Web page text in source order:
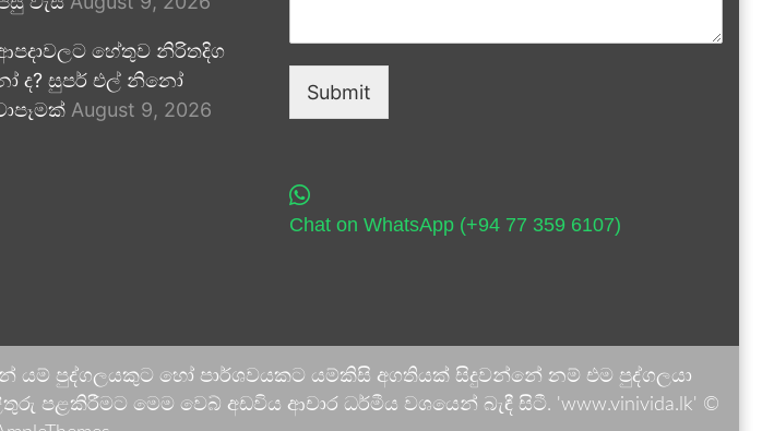
හේතුව නිරිතදිග
ද? සුපර් එල් නිනෝ
August 9, 2026
Submit
Chat on WhatsApp (+94 77 359 6107)
යම් පුද්ගලයකුට හෝ පාර්ශවයකට යම්කිසි අගතියක් සිදුවන්නේ නම් එම පුද්ගලයා
මෙම වෙබ් අඩවිය ආචාර ධර්මීය වශයෙන් බැඳී සිටී. 'www.vinivida.lk' ©